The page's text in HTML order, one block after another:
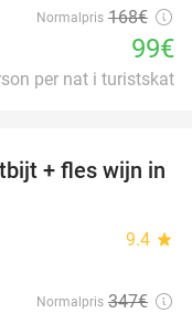
Normalpris 168€
99€
per nat i turistskat
55%
+ fles wijn in
9.4 star
Normalpris 347€